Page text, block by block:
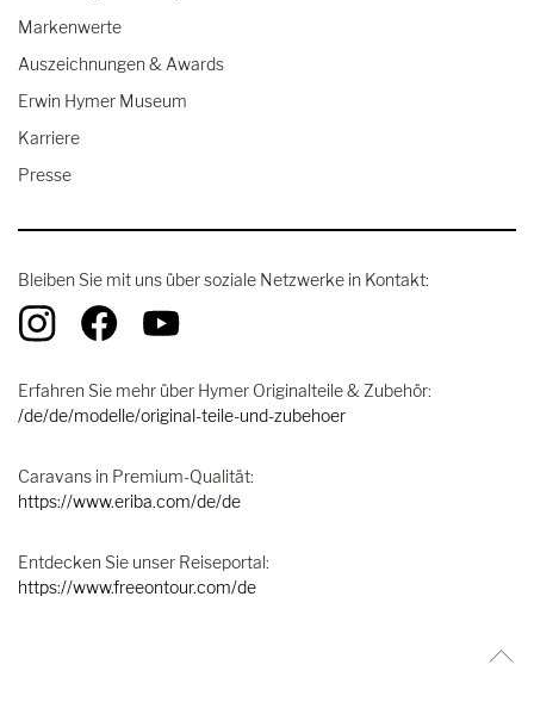
Markenwerte
Auszeichnungen & Awards
Erwin Hymer Museum
Karriere
Presse
Bleiben Sie mit uns über soziale Netzwerke in Kontakt:
Erfahren Sie mehr über Hymer Originalteile & Zubehör:
/de/de/modelle/original-teile-und-zubehoer
Caravans in Premium-Qualität:
https://www.eriba.com/de/de
Entdecken Sie unser Reiseportal:
https://www.freeontour.com/de